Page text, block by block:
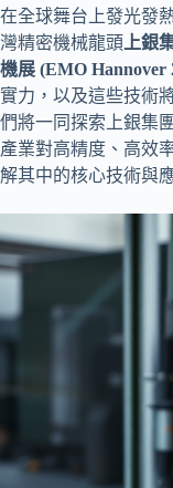
在全球舞台上發光發
灣精密機械龍頭 上銀
機展 (EMO Hannover
實力，以及這些技術
們將一同探索上銀集
產業對高精度、高效
解其中的核心技術與